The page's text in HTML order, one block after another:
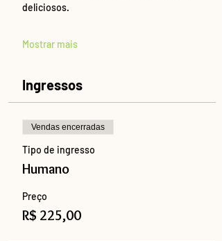
deliciosos.
Mostrar mais
Ingressos
Vendas encerradas
Tipo de ingresso
Humano
Preço
R$ 225,00